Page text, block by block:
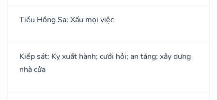
Tiểu Hồng Sa: Xấu mọi việc
Kiếp sát: Kỵ xuất hành; cưới hỏi; an táng; xây dựng
nhà cửa